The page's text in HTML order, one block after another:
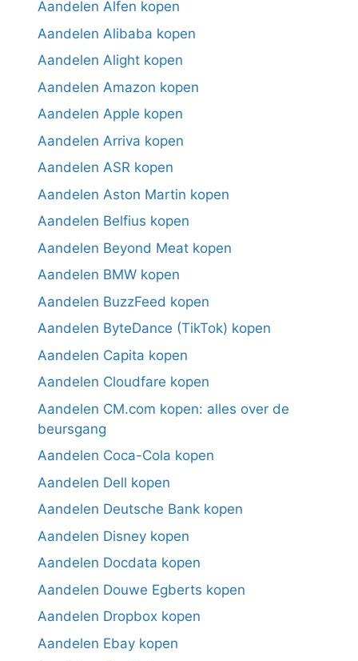
Aandelen Alfen kopen
Aandelen Alibaba kopen
Aandelen Alight kopen
Aandelen Amazon kopen
Aandelen Apple kopen
Aandelen Arriva kopen
Aandelen ASR kopen
Aandelen Aston Martin kopen
Aandelen Belfius kopen
Aandelen Beyond Meat kopen
Aandelen BMW kopen
Aandelen BuzzFeed kopen
Aandelen ByteDance (TikTok) kopen
Aandelen Capita kopen
Aandelen Cloudfare kopen
Aandelen CM.com kopen: alles over de
beursgang
Aandelen Coca-Cola kopen
Aandelen Dell kopen
Aandelen Deutsche Bank kopen
Aandelen Disney kopen
Aandelen Docdata kopen
Aandelen Douwe Egberts kopen
Aandelen Dropbox kopen
Aandelen Ebay kopen